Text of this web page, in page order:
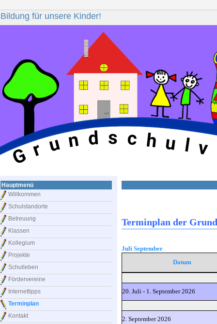
Bildung für unsere Kinder!
Gr u n d s c h u l v
Hauptmenü
Willkommen
Schulstandorte
Betreuung
Klassen
Kollegium
Projekte
Schulleben
Fördervereine
Internettipps
Terminplan
Kontakt
Terminplan der
Juli September
Datum
20. Juli - 1. September 2026
2. September 2026